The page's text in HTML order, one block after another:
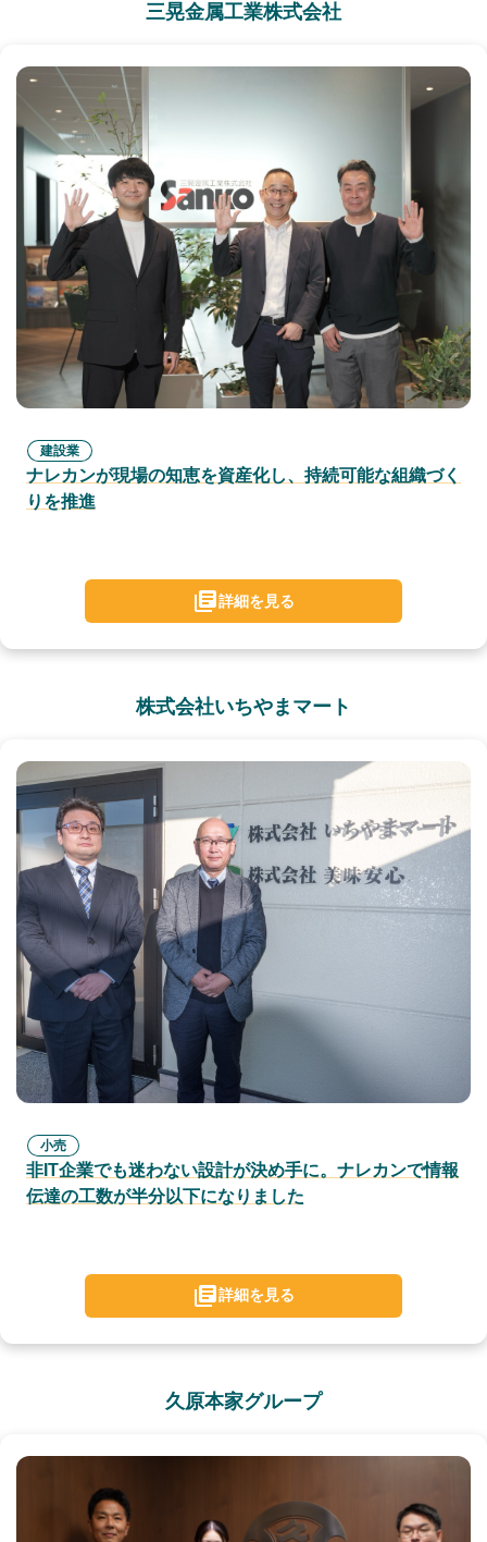
三晃金属工業株式会社
建設業
ナレカンが現場の知恵を資産化し、持続可能な組織づく
りを推進
詳細を見る
株式会社いちやまマート
小売
非IT企業でも迷わない設計が決め手に。ナレカンで情報
伝達の工数が半分以下になりました
詳細を見る
久原本家グループ